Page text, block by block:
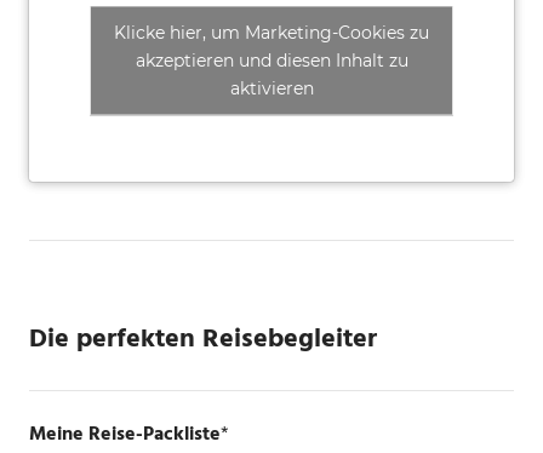
Klicke hier, um Marketing-Cookies zu
akzeptieren und diesen Inhalt zu
aktivieren
Die perfekten Reisebegleiter
Meine Reise-Packliste*